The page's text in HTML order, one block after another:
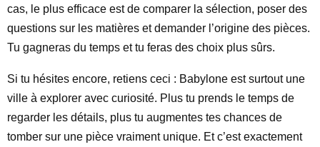
cas, le plus efficace est de comparer la sélection, poser des
questions sur les matières et demander l’origine des pièces.
Tu gagneras du temps et tu feras des choix plus sûrs.
Si tu hésites encore, retiens ceci : Babylone est surtout une
ville à explorer avec curiosité. Plus tu prends le temps de
regarder les détails, plus tu augmentes tes chances de
tomber sur une pièce vraiment unique. Et c’est exactement